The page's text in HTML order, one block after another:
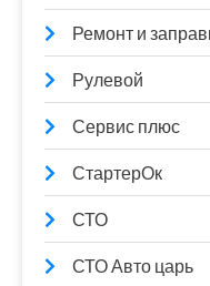
Ремонт и
Рулевой
Сервис плюс
СтартерОк
СТО
СТО Авто царь